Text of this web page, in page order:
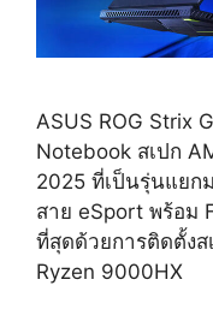
ASUS ROG Strix
Notebook สเปก
2025 ที่เป็นรุ่นแยก
สาย eSport พร้อม
ที่สุดด้วยการติดตั้ง
Ryzen 9000HX